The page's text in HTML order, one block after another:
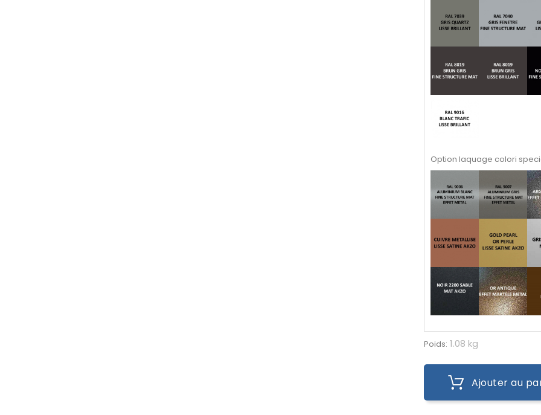
Option laquage colori
Poids: 1.08 kg
Ajouter au